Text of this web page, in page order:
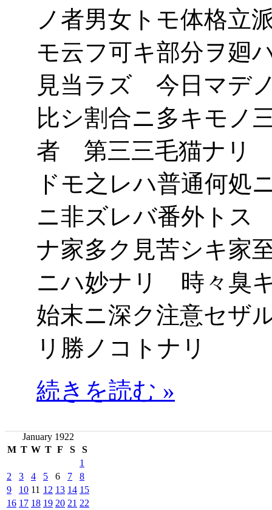
ノ者男女トモ体格立
モ云フ可キ部分ヲ廻
見当ラズ 今日マデ
比シ割合ニ多キモ
者 第三三毛猫ナリ
ドモ之レハ普通何処
ニ非ズレバ番外トス
ナ家多ク見苦シキ家
ニハ妙ナリ 時々臭
始末ニ深ク注意セザ
リ勝ノコトナリ
続きを読む »
January 1922
M T W T F S S
1
2
3 4 5 6 7
8
9
10 11 12 13 14 15
16 17 18 19 20 21 22